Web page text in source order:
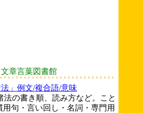
文章言葉図書館
法」例文/複合語/意味
法の書き順、読み方など。こと
用句・言い回し・名詞・専門用